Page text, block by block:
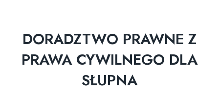
DORADZTWO PRAWNE Z
PRAWA CYWILNEGO DLA
SŁUPNA